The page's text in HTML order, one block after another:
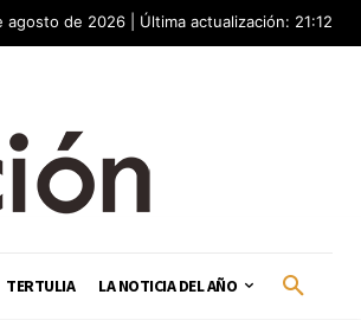
agosto de 2026 | Última actualización: 21:12
TERTULIA LA NOTICIA DEL AÑO